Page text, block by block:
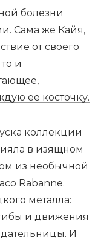
болезни
Сама же Кайя,
от своего
и
ее косточку.
коллекции
в изящном
из необычной
Rabanne.
металла:
и движения
И